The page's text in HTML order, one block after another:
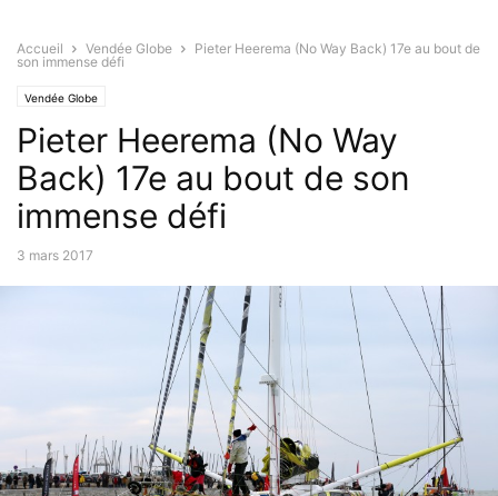
Accueil Vendée Globe
Pieter Heerema (No Way Back) 17e au bout de
son immense défi
Vendée Globe
Pieter Heerema (No Way
Back) 17e au bout de son
immense défi
3 mars 2017